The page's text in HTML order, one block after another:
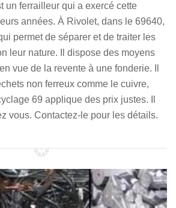
un ferrailleur qui a exercé cette
années. À Rivolet, dans le 69640,
permet de séparer et de traiter les
leur nature. Il dispose des moyens
vue de la revente à une fonderie. Il
non ferreux comme le cuivre,
69 applique des prix justes. Il
vous. Contactez-le pour les détails.